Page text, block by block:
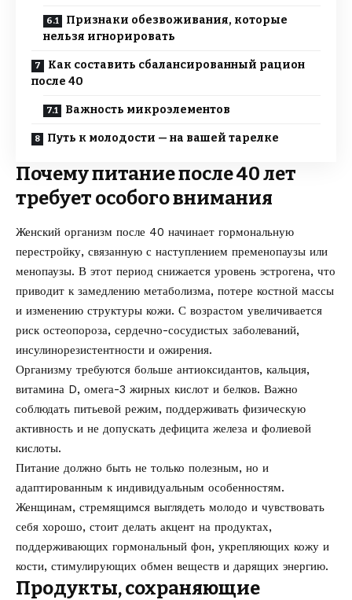
Признаки обезвоживания, которые
нельзя игнорировать
Как составить сбалансированный рацион
после 40
Важность микроэлементов
Путь к молодости — на вашей тарелке
Почему питание после 40 лет
требует особого внимания
Женский организм после 40 начинает гормональную
перестройку, связанную с наступлением пременопаузы или
менопаузы. В этот период снижается уровень эстрогена, что
приводит к замедлению метаболизма, потере костной массы
и изменению структуры кожи. С возрастом увеличивается
риск остеопороза, сердечно-сосудистых заболеваний,
инсулинорезистентности и ожирения.
Организму требуются больше антиоксидантов, кальция,
витамина D, омега-3 жирных кислот и белков. Важно
соблюдать питьевой режим, поддерживать физическую
активность и не допускать дефицита железа и фолиевой
кислоты.
Питание должно быть не только полезным, но и
адаптированным к индивидуальным особенностям.
Женщинам, стремящимся выглядеть молодо и чувствовать
себя хорошо, стоит делать акцент на продуктах,
поддерживающих гормональный фон, укрепляющих кожу и
кости, стимулирующих обмен веществ и дарящих энергию.
Продукты, сохраняющие